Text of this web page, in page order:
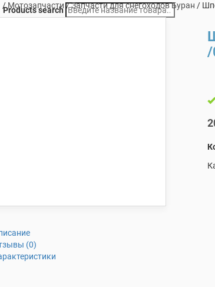
Products search
/Мотозапчасти/Запчасти для снегоходов Буран /
/
(0)